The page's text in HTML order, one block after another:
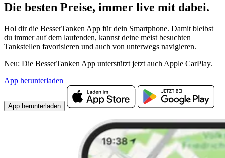
Die besten Preise, immer live mit dabei.
Hol dir die BesserTanken App für dein Smartphone. Damit bleibst
du immer auf dem laufenden, kannst deine meist besuchten
Tankstellen favorisieren und auch von unterwegs navigieren.
Neu: Die BesserTanken App unterstützt jetzt auch Apple CarPlay.
App herunterladen
App herunterladen